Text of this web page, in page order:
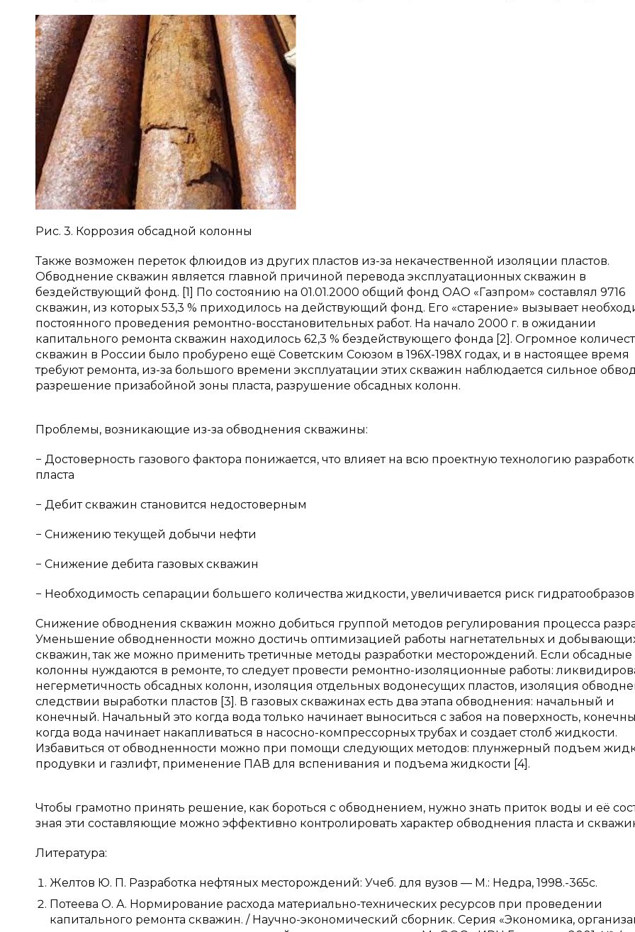
Рис. 3. Коррозия обсадной колонны
Также возможен переток флюидов из других пластов из-за некачественной изоляции пластов.
Обводнение скважин является главной причиной перевода эксплуатационных скважин в
бездействующий фонд. [1] По состоянию на 01.01.2000 общий фонд ОАО «Газпром» составлял 9716
скважин, из которых 53,3 % приходилось на действующий фонд. Его «старение» вызывает
постоянного проведения ремонтно-восстановительных работ. На начало 2000 г. в ожидании
капитального ремонта скважин находилось 62,3 % бездействующего фонда [2]. Огромное
скважин в России было пробурено ещё Советским Союзом в 196Х-198Х годах, и в настоящее время
требуют ремонта, из-за большого времени эксплуатации этих скважин наблюдается сильное
разрешение призабойной зоны пласта, разрушение обсадных колонн.
Проблемы, возникающие из-за обводнения скважины:
− Достоверность газового фактора понижается, что влияет на всю проектную технологию
пласта
− Дебит скважин становится недостоверным
− Снижению текущей добычи нефти
− Снижение дебита газовых скважин
− Необходимость сепарации большего количества жидкости, увеличивается риск
Снижение обводнения скважин можно добиться группой методов регулирования процесса
Уменьшение обводненности можно достичь оптимизацией работы нагнетательных и
скважин, так же можно применить третичные методы разработки месторождений. Если обсадные
колонны нуждаются в ремонте, то следует провести ремонтно-изоляционные работы:
негерметичность обсадных колонн, изоляция отдельных водонесущих пластов, изоляция
следствии выработки пластов [3]. В газовых скважинах есть два этапа обводнения: начальный и
конечный. Начальный это когда вода только начинает выноситься с забоя на поверхность,
когда вода начинает накапливаться в насосно-компрессорных трубах и создает столб жидкости.
Избавиться от обводненности можно при помощи следующих методов: плунжерный подъем
продувки и газлифт, применение ПАВ для вспенивания и подъема жидкости [4].
Чтобы грамотно принять решение, как бороться с обводнением, нужно знать приток воды и её
зная эти составляющие можно эффективно контролировать характер обводнения пласта и
Литература:
Желтов Ю. П. Разработка нефтяных месторождений: Учеб. для вузов — М.: Недра, 1998.-365с.
Потеева О. А. Нормирование расхода материально-технических ресурсов при проведении
капитального ремонта скважин. / Научно-экономический сборник. Серия «Экономика,